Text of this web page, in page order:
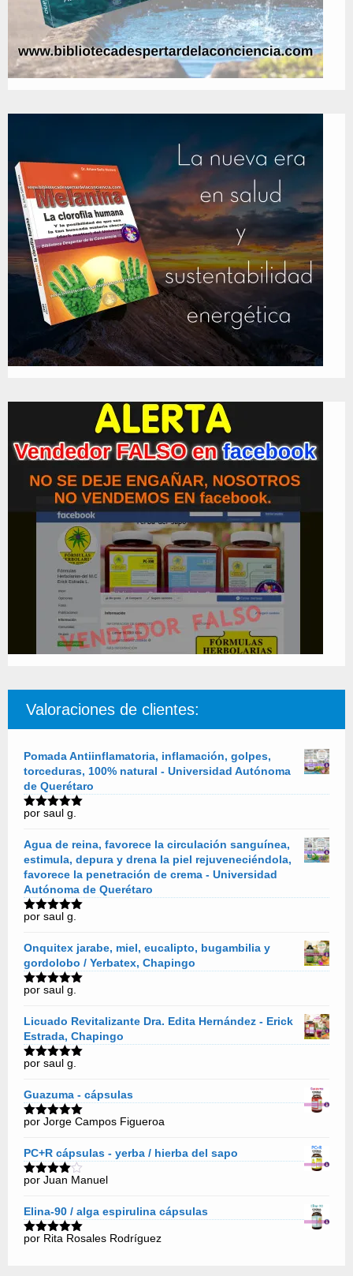
Valoraciones de clientes:
Pomada Antiinflamatoria, inflamación, golpes,
torceduras, 100% natural - Universidad Autónoma
de Querétaro
Valorado
por saul g.
Agua de reina, favorece la circulación sanguínea,
estimula, depura y drena la piel rejuveneciéndola,
favorece la penetración de crema - Universidad
Autónoma de Querétaro
Valorado
por saul g.
Onquitex jarabe, miel, eucalipto, bugambilia y
gordolobo / Yerbatex, Chapingo
Valorado
por saul g.
Licuado Revitalizante Dra. Edita Hernández - Erick
Estrada, Chapingo
Valorado
por saul g.
Guazuma - cápsulas
Valorado
por Jorge Campos Figueroa
PC+R cápsulas - yerba / hierba del sapo
Valorado
5
por Juan Manuel
Elina-90 / alga espirulina cápsulas
Valorado
por Rita Rosales Rodríguez